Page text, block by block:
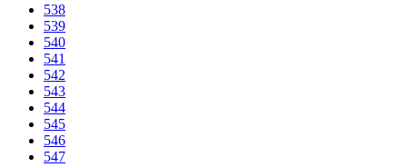
538
539
540
541
542
543
544
545
546
547